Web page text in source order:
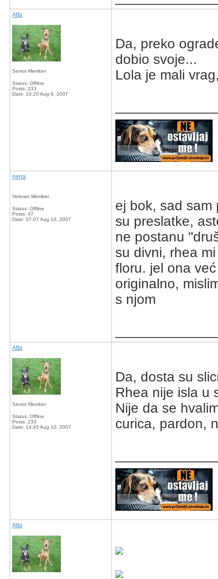
Atta
Senior Member
Status: Offline
Posts: 233
Date: 10:20 Aug 9, 2007
Da, preko
dobio svoje...
Lola je mali
nena
Veteran Member
Status: Offline
Posts: 47
Date: 07:07 Aug 10, 2007
ej bok, sad sam
su preslatke,
ne postanu
su divni, rhea
floru. jel ona
originalno,
s njom
Atta
Senior Member
Status: Offline
Posts: 233
Date: 14:45 Aug 10, 2007
Da, dosta su
Rhea nije isla u
Nije da se
curica, pardon,
Atta